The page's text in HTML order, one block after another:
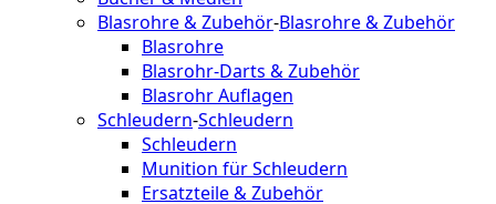
Blasrohre & Zubehör-Blasrohre & Zubehör
Blasrohre
Blasrohr-Darts & Zubehör
Blasrohr Auflagen
Schleudern-Schleudern
Schleudern
Munition für Schleudern
Ersatzteile & Zubehör